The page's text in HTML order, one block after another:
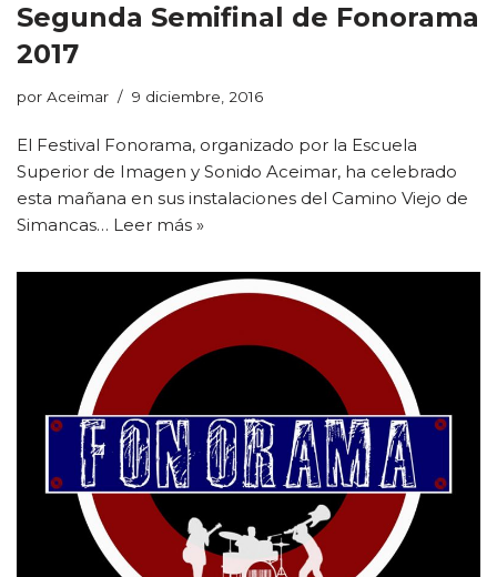
Segunda Semifinal de Fonorama
2017
por Aceimar 9 diciembre, 2016
El Festival Fonorama, organizado por la Escuela
Superior de Imagen y Sonido Aceimar, ha celebrado
esta mañana en sus instalaciones del Camino Viejo de
Simancas… Leer más »